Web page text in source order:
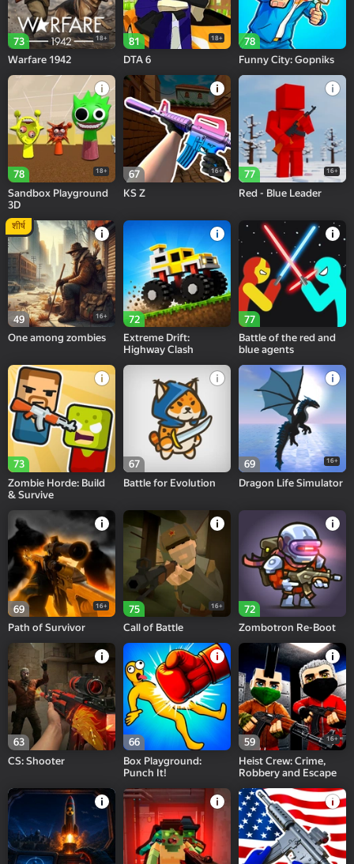
73 18+
Warfare 1942
81 18+
DTA 6
78
Funny City: Gopniks
78 18+
Sandbox Playground
3D
67 16+
KS Z
77 16+
Red - Blue Leader
49 16+
शीर्ष
One among zombies
72
Extreme Drift:
Highway Clash
77
Battle of the red and
blue agents
73
Zombie Horde: Build
& Survive
67
Battle for Evolution
69 16+
Dragon Life Simulator
69 16+
Path of Survivor
75 16+
Call of Battle
72
Zombotron Re-Boot
63
CS: Shooter
66
Box Playground:
Punch It!
59 16+
Heist Crew: Crime,
Robbery and Escape